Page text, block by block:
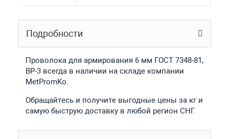
Подробности
Проволока для армирования 6 мм ГОСТ 7348-81,
ВР-3 всегда в наличии на складе компании
MetPromKo.
Обращайтесь и получите выгодные цены за кг и
самую быструю доставку в любой регион СНГ.